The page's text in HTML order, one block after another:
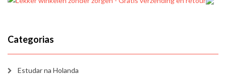
Categorias
Estudar na Holanda